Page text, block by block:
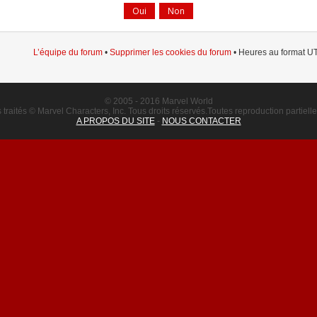
L’équipe du forum • Supprimer les cookies du forum • Heures au format
© 2005 - 2016 Marvel World
© Marvel Characters, Inc. Tous droits réservés.Toutes reproduction
A PROPOS DU SITE- NOUS CONTACTER